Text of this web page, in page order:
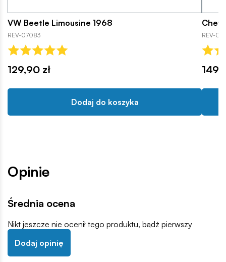
VW Beetle Limousine 1968
REV-07083
129,90 zł
Dodaj do koszyka
REV-
Opinie
Średnia ocena
Nikt jeszcze nie ocenił tego produktu, bądź pierwszy
Dodaj opinię